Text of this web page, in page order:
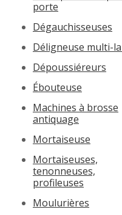
porte
Dégauchisseuses
Déligneuse multi-
Dépoussiéreurs
Ébouteuse
Machines à brosse
antiquage
Mortaiseuse
Mortaiseuses,
tenonneuses,
profileuses
Moulurières